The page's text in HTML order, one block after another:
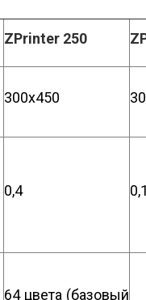
ZPrinter 250
300x450
0,4
64 цвета (базовый